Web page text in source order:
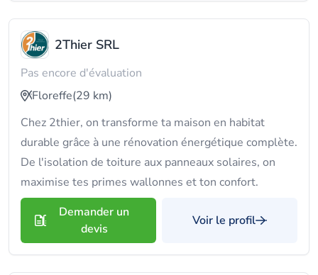
2Thier SRL
Pas encore d'évaluation
Floreffe(29 km)
Chez 2thier, on transforme ta maison en habitat
durable grâce à une rénovation énergétique complète.
De l'isolation de toiture aux panneaux solaires, on
maximise tes primes wallonnes et ton confort.
Demander un
devis
Voir le profil